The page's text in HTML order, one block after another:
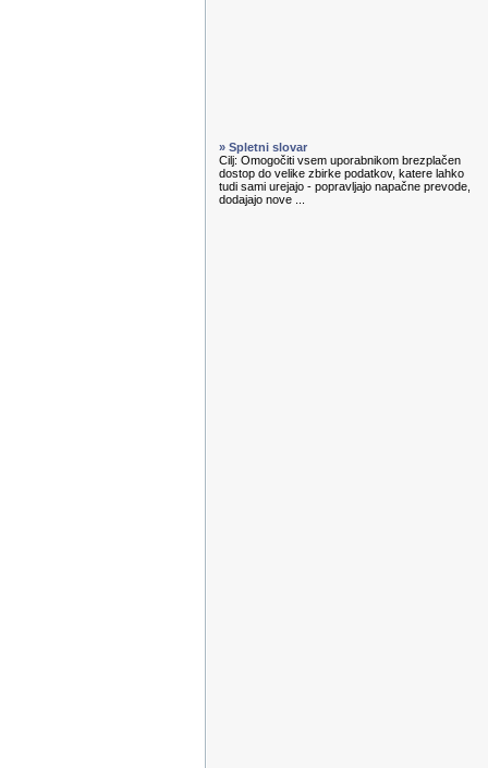
» Spletni slovar
Cilj: Omogočiti vsem uporabnikom brezplačen
dostop do velike zbirke podatkov, katere lahko
tudi sami urejajo - popravljajo napačne prevode,
dodajajo nove ...